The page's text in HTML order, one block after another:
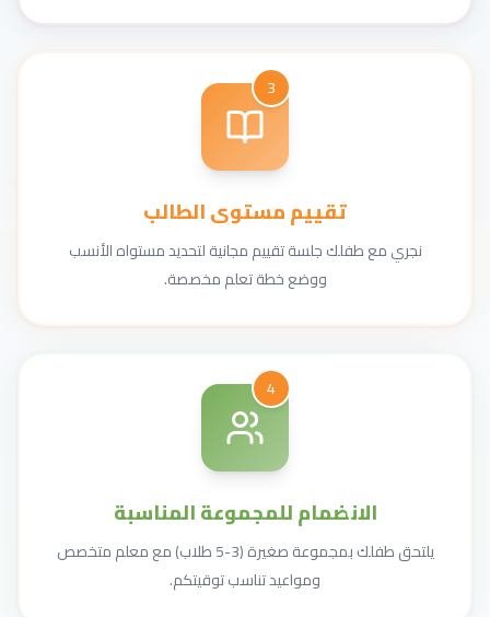
3
تقييم مستوى الطالب
نجري مع طفلك جلسة تقييم مجانية لتحديد مستواه الأنسب
ووضع خطة تعلم مخصصة.
4
الانضمام للمجموعة المناسبة
يلتحق طفلك بمجموعة صغيرة (3-5 طلاب) مع معلم متخصص
ومواعيد تناسب توقيتكم.